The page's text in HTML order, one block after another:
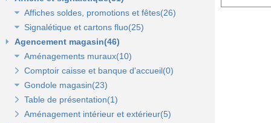
Affiches soldes, promotions et fêtes(26)
Affiches fêtes(5)
Affiches soldes(21)
Signalétique et cartons fluo(25)
Cartons fluo(13)
Plaques signalétiques(10)
Tableaux horaires(2)
Agencement magasin(46)
Aménagements muraux(10)
Panneaux rainurés et accessoires(10)
Panneaux rainurés(0)
Rails et profils(0)
Gondole panneau rainuré(2)
Panneaux en bois Opus(0)
Panneaux Opus(0)
Tablettes bois et supports Opus(0)
Comptoir caisse et banque d'accueil(0)
Gondole magasin(23)
Gondoles métalliques fond métal(15)
Gondole simple de départ fond métal(0)
Gondoles métalliques fond bois(8)
Table de présentation(1)
Aménagement intérieur et extérieur(5)